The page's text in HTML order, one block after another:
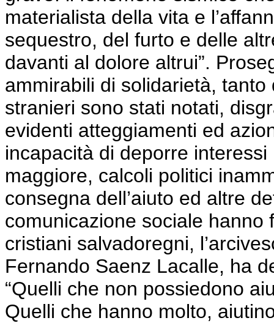
materialista della vita e
sequestro, del furto e delle
davanti al dolore altrui”.
ammirabili di solidarietà,
stranieri sono stati notati,
evidenti atteggiamenti ed
incapacità di deporre
maggiore, calcoli politici
consegna dell’aiuto ed altre
comunicazione sociale hanno
cristiani salvadoregni,
Fernando Saenz Lacalle, ha
“Quelli che non possiedono
Quelli che hanno molto,